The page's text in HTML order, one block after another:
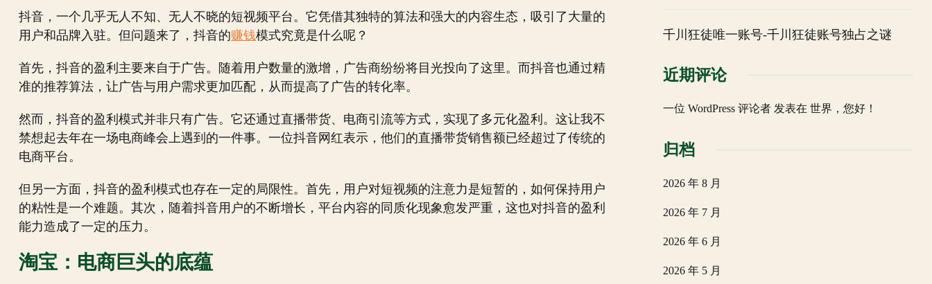
抖音，一个几乎无人不知、无人不晓的短视频平台。它凭借其独特的算法和强大的内容生态，吸引了大量的
用户和品牌入驻。但问题来了，抖音的赚钱模式究竟是什么呢？
首先，抖音的盈利主要来自于广告。随着用户数量的激增，广告商纷纷将目光投向了这里。而抖音也通过精
准的推荐算法，让广告与用户需求更加匹配，从而提高了广告的转化率。
然而，抖音的盈利模式并非只有广告。它还通过直播带货、电商引流等方式，实现了多元化盈利。这让我不
禁想起去年在一场电商峰会上遇到的一件事。一位抖音网红表示，他们的直播带货销售额已经超过了传统的
电商平台。
但另一方面，抖音的盈利模式也存在一定的局限性。首先，用户对短视频的注意力是短暂的，如何保持用户
的粘性是一个难题。其次，随着抖音用户的不断增长，平台内容的同质化现象愈发严重，这也对抖音的盈利
能力造成了一定的压力。
淘宝：电商巨头的底蕴
千川狂徒唯一账号-千川狂徒账号独占之谜
近期评论
一位 WordPress 评论者发表在 世界，您好！
归档
2026 年 8 月
2026 年 7 月
2026 年 6 月
2026 年 5 月